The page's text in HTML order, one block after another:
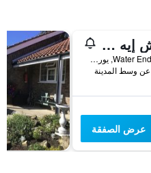
واي إتش إيه يورك - هوستل
42 Water End, Clifton, يورك, المملكة المتحدة
عرض الصفقة